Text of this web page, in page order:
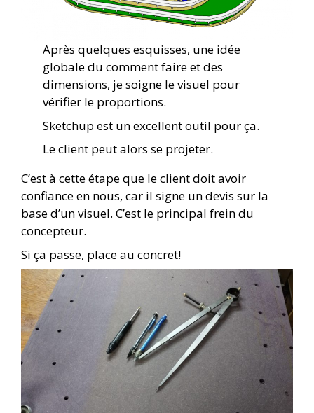
Après quelques esquisses, une idée
globale du comment faire et des
dimensions, je soigne le visuel pour
vérifier le proportions.
Sketchup est un excellent outil pour ça.
Le client peut alors se projeter.
C’est à cette étape que le client doit avoir
confiance en nous, car il signe un devis sur la
base d’un visuel. C’est le principal frein du
concepteur.
Si ça passe, place au concret!